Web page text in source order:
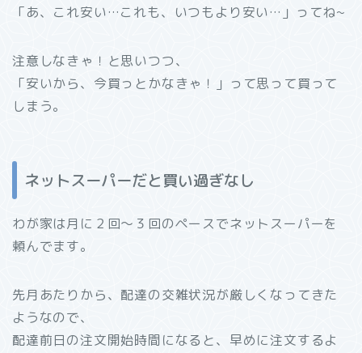
「あ、これ安い…これも、いつもより安い…」ってね~
注意しなきゃ！と思いつつ、
「安いから、今買っとかなきゃ！」って思って買って
しまう。
ネットスーパーだと買い過ぎなし
わが家は月に２回～３回のペースでネットスーパーを
頼んでます。
先月あたりから、配達の交雑状況が厳しくなってきた
ようなので、
配達前日の注文開始時間になると、早めに注文するよ